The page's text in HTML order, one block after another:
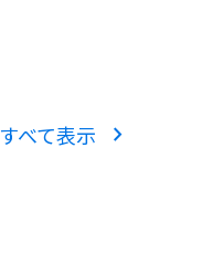
すべて表示 chevron_right